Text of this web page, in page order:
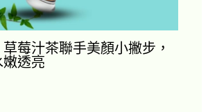
莓汁茶聯手美顏小撇步，
透亮